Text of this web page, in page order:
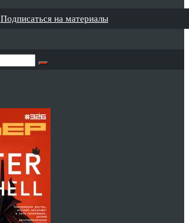
Подписаться на материалы